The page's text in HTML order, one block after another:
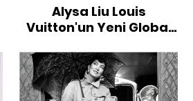
Alysa Liu Louis
Vuitton'un Yeni Global